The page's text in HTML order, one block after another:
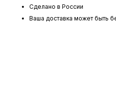
Сделано в России
Ваша доставка может быть